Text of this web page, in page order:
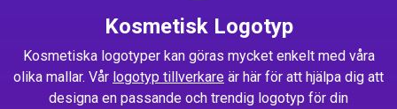
Kosmetisk Logotyp
Kosmetiska logotyper kan göras mycket enkelt med våra
olika mallar. Vår logotyp tillverkare är här för att hjälpa dig att
designa en passande och trendig logotyp för din